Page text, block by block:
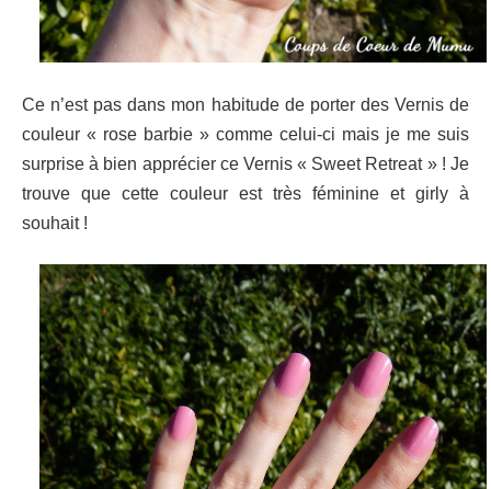
Ce n’est pas dans mon habitude de porter des Vernis de
couleur « rose barbie » comme celui-ci mais je me suis
surprise à bien apprécier ce Vernis « Sweet Retreat » ! Je
trouve que cette couleur est très féminine et girly à
souhait !